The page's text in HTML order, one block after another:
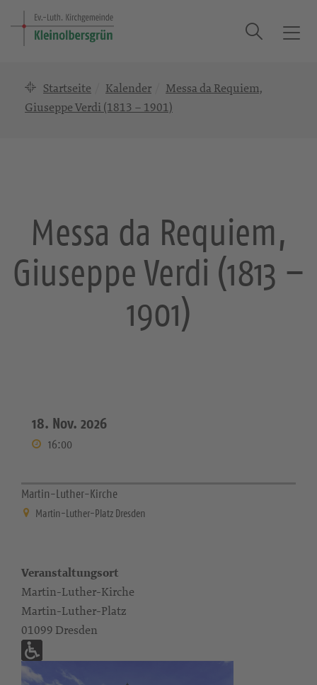
T
o
Suche
Startseite Kalender
Messa da Requiem,
Giuseppe Verdi (1813 – 1901)
Messa da Requiem,
Giuseppe Verdi (1813 –
1901)
18. Nov. 2026
16:00
Martin-Luther-Kirche
Martin-Luther-Platz Dresden
Veranstaltungsort
Martin-Luther-Kirche
Martin-Luther-Platz
01099 Dresden